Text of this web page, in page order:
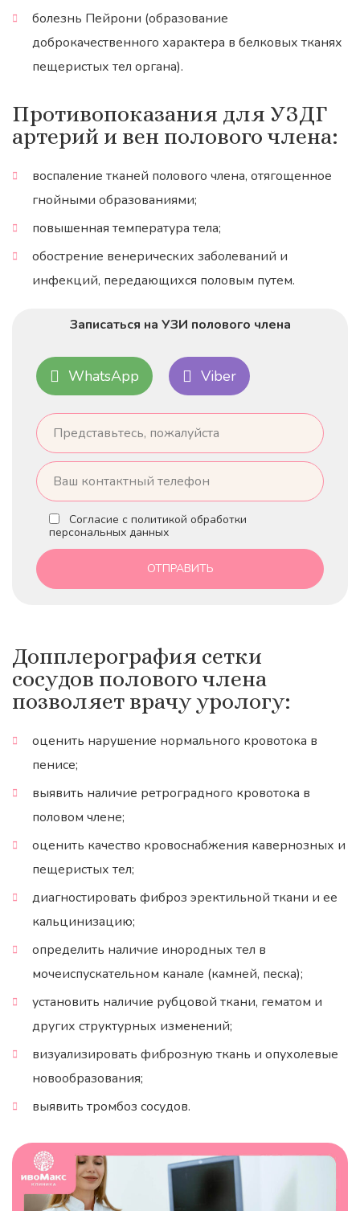
болезнь Пейрони (образование
доброкачественного характера в белковых тканях
пещеристых тел органа).
Противопоказания для УЗДГ
артерий и вен полового члена:
воспаление тканей полового члена, отягощенное
гнойными образованиями;
повышенная температура тела;
обострение венерических заболеваний и
инфекций, передающихся половым путем.
Записаться на УЗИ полового члена
WhatsApp Viber
Согласие с политикой обработки
персональных данных
Допплерография сетки
сосудов полового члена
позволяет врачу урологу:
оценить нарушение нормального кровотока в
пенисе;
выявить наличие ретроградного кровотока в
половом члене;
оценить качество кровоснабжения кавернозных и
пещеристых тел;
диагностировать фиброз эректильной ткани и ее
кальцинизацию;
определить наличие инородных тел в
мочеиспускательном канале (камней, песка);
установить наличие рубцовой ткани, гематом и
других структурных изменений;
визуализировать фиброзную ткань и опухолевые
новообразования;
выявить тромбоз сосудов.